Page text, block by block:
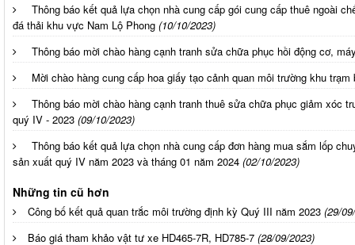
Thông báo kết quả lựa chọn nhà cung cấp gói cung cấp thuê ngoài
đá thải khu vực Nam Lộ Phong (10/10/2023)
Thông báo mời chào hàng cạnh tranh sửa chữa phục hồi động cơ,
Mời chào hàng cung cấp hoa giấy tạo cảnh quan môi trường khu trạm
Thông báo mời chào hàng cạnh tranh thuê sửa chữa phục giảm xóc
quý IV - 2023 (09/10/2023)
Thông báo kết quả lựa chọn nhà cung cấp đơn hàng mua sắm lốp
sản xuất quý IV năm 2023 và tháng 01 năm 2024 (02/10/2023)
Những tin cũ hơn
Công bố kết quả quan trắc môi trường định kỳ Quý III năm 2023 (29/
Báo giá tham khảo vật tư xe HD465-7R, HD785-7 (28/09/2023)